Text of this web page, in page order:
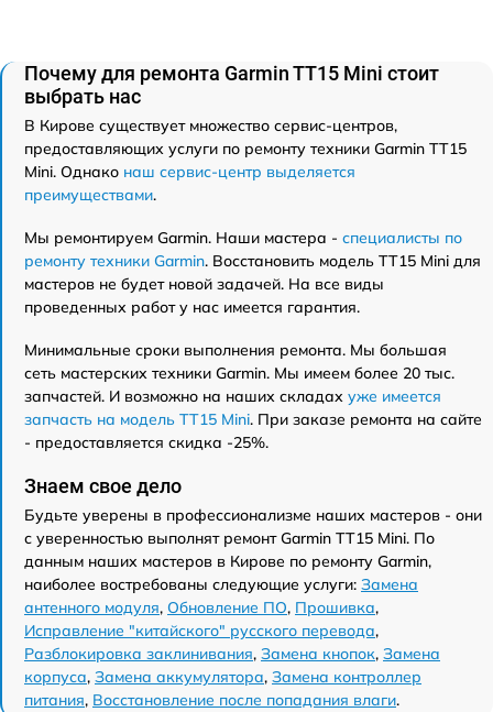
Почему для ремонта Garmin TT15 Mini стоит
выбрать нас
В Кирове существует множество сервис-центров,
предоставляющих услуги по ремонту техники Garmin TT15
Mini. Однако наш сервис-центр выделяется
преимуществами.
Мы ремонтируем Garmin. Наши мастера - специалисты по
ремонту техники Garmin. Восстановить модель TT15 Mini для
мастеров не будет новой задачей. На все виды
проведенных работ у нас имеется гарантия.
Минимальные сроки выполнения ремонта. Мы большая
сеть мастерских техники Garmin. Мы имеем более 20 тыс.
запчастей. И возможно на наших складах уже имеется
запчасть на модель TT15 Mini. При заказе ремонта на сайте
- предоставляется скидка -25%.
Знаем свое дело
Будьте уверены в профессионализме наших мастеров - они
с уверенностью выполнят ремонт Garmin TT15 Mini. По
данным наших мастеров в Кирове по ремонту Garmin,
наиболее востребованы следующие услуги: Замена
антенного модуля, Обновление ПО, Прошивка,
Исправление "китайского" русского перевода,
Разблокировка заклинивания, Замена кнопок, Замена
корпуса, Замена аккумулятора, Замена контроллер
питания, Восстановление после попадания влаги.